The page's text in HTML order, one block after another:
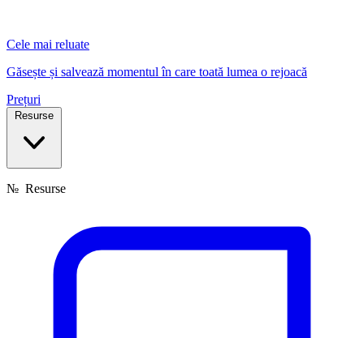
Cele mai reluate
Găsește și salvează momentul în care toată lumea o rejoacă
Prețuri
Resurse
№ Resurse